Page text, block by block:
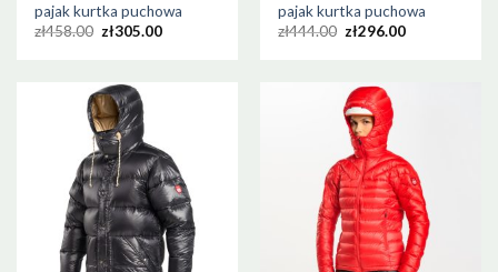
pajak kurtka puchowa
zł458.00 zł305.00
pajak kurtka puchowa
zł444.00 zł296.00